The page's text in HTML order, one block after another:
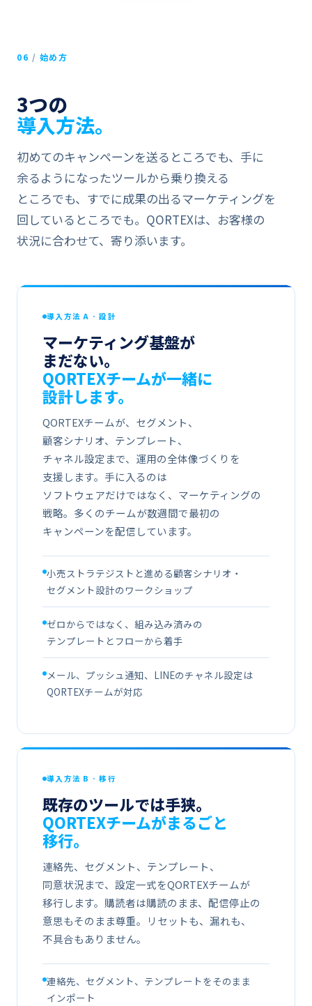
春を、​一杯に。
今週焙煎した、​季節限定の​
日曜日まで ​20%オフ。
春の​メニューを​見る
今季の​新商品
¥1,280
¥620
¥480
Marusa会員の​方​へ​配信 ・ 配信停止
メニューを​見る
店舗 注文 サポート
06 / 始め方
3つの
導入方法。
初めての​​キャンペーンを​​送る​​ところでも、​​手に​​
余るようになった​​ツールから​​乗り換える​​
ところでも、​​すでに​​成果の​​出る​​マーケティングを​​
回している​​ところでも。​​QORTEXは、​​お客様の​​
状況に​​合わせて、​​寄り​添います。
導入方​​法 A · 設計
マーケティング基盤が​​
まだない。
QORTEXチームが​​一緒に​​
設計します。
QORTEXチームが、​​セグメント、​​
顧客シナリオ、​​テンプレート、​​
チャネル設定まで、​​運用の​​全体​​像づくりを​​
支援します。​​手に​​入るのは​​
ソフトウェアだけではなく、​​マーケティングの​​
戦略。​​多くの​​チームが​​数週間で​​最初の​​
キャンペーンを​​配信しています。
小売ストラテジストと​​進める​​顧客シナリオ・
セグメント設計の​​ワークショップ
ゼロからではなく、​​組み込み済みの​​
テンプレートと​​フローから​​着手
メール、​​プッシュ通知、​​LINEの​​チャネル設定は​​
QORTEXチームが​​対応
導入方​​法 B · 移行
既存の​​ツールでは​​手狭。
QORTEXチームが​​まる​​ごと​​
移行。
連絡先、​​セグメント、​​テンプレート、​​
同意状況まで、​​設定一式を​​QORTEXチームが​​
移行します。​​購読者は​​購読のまま、​​配信停止の​​
意思も​​そのまま​​尊重。​​リセットも、​​漏れも、​​
不具合も​​ありません。
連絡先、​​セグメント、​​テンプレートを​​そのまま​​
インポート